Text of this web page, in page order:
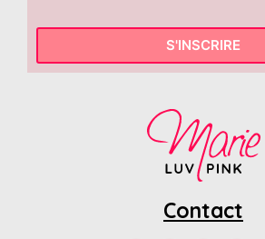
S'INSCRIRE
Contact